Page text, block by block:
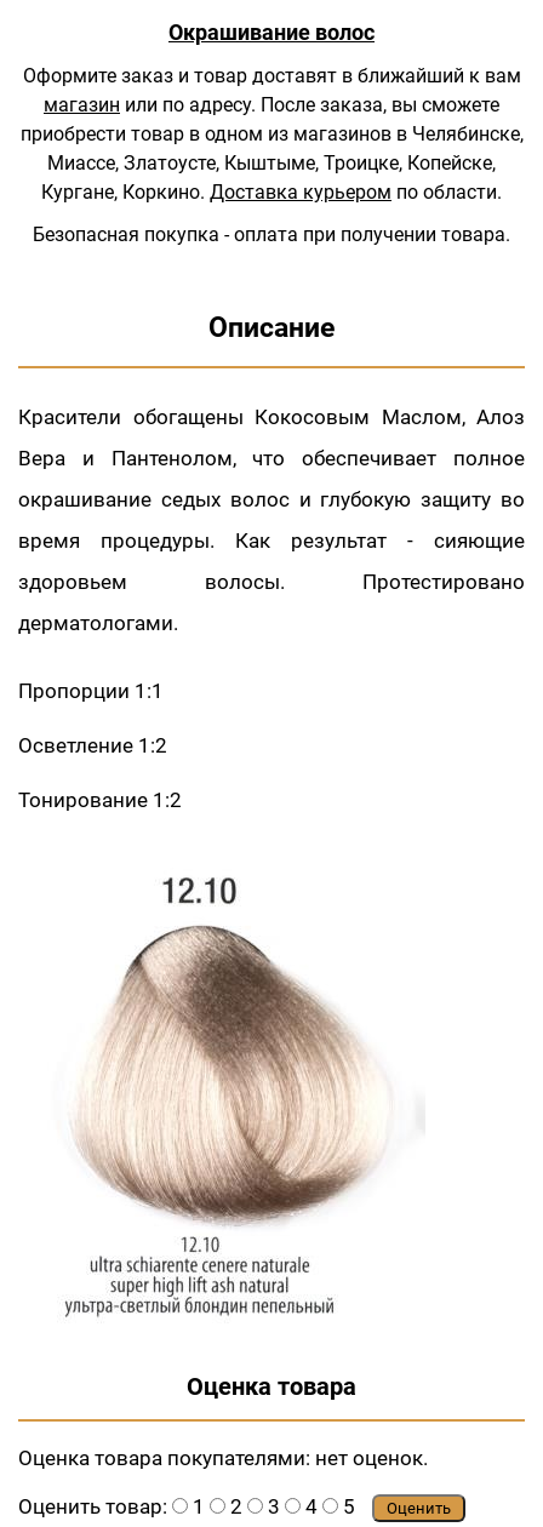
Окрашивание волос
Оформите заказ и товар доставят в ближайший к вам
магазин или по адресу. После заказа, вы сможете
приобрести товар в одном из магазинов в Челябинске,
Миассе, Златоусте, Кыштыме, Троицке, Копейске,
Кургане, Коркино. Доставка курьером по области.
Безопасная покупка - оплата при получении товара.
Описание
Красители обогащены Кокосовым Маслом, Алоз
Вера и Пантенолом, что обеспечивает полное
окрашивание седых волос и глубокую защиту во
время процедуры. Как результат - сияющие
здоровьем волосы. Протестировано
дерматологами.
Пропорции 1:1
Осветление 1:2
Тонирование 1:2
Оценка товара
Оценка товара покупателями: нет оценок.
Оценить товар:
1 2 3 4 5 Оценить